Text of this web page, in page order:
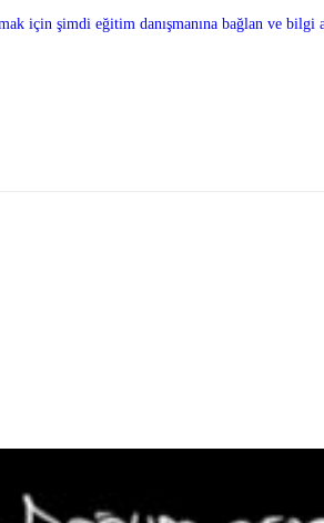
için şimdi eğitim danışmanına bağlan ve bilgi